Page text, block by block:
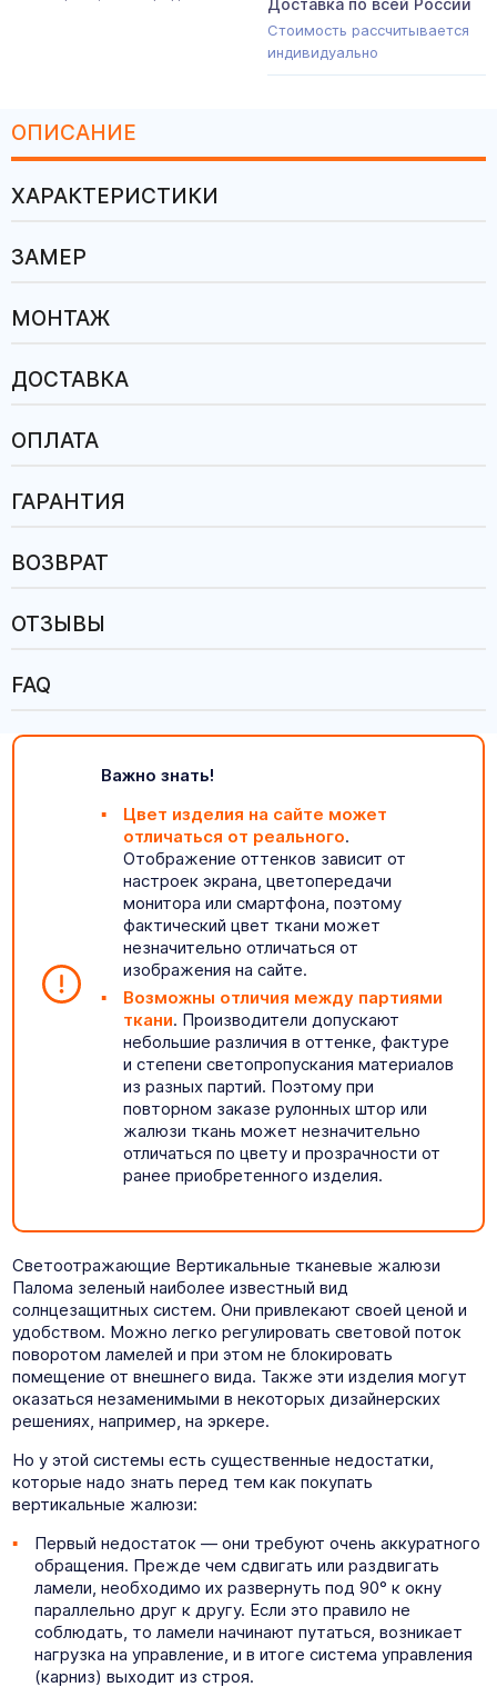
Доставка по всей России
Стоимость рассчитывается
индивидуально
ОПИСАНИЕ
ХАРАКТЕРИСТИКИ
ЗАМЕР
МОНТАЖ
ДОСТАВКА
ОПЛАТА
ГАРАНТИЯ
ВОЗВРАТ
ОТЗЫВЫ
FAQ
Важно знать!
Цвет изделия на сайте может
отличаться от реального.
Отображение оттенков зависит от
настроек экрана, цветопередачи
монитора или смартфона, поэтому
фактический цвет ткани может
незначительно отличаться от
изображения на сайте.
Возможны отличия между партиями
ткани. Производители допускают
небольшие различия в оттенке, фактуре
и степени светопропускания материалов
из разных партий. Поэтому при
повторном заказе рулонных штор или
жалюзи ткань может незначительно
отличаться по цвету и прозрачности от
ранее приобретенного изделия.
Светоотражающие Вертикальные тканевые жалюзи
Палома зеленый наиболее известный вид
солнцезащитных систем. Они привлекают своей ценой и
удобством. Можно легко регулировать световой поток
поворотом ламелей и при этом не блокировать
помещение от внешнего вида. Также эти изделия могут
оказаться незаменимыми в некоторых дизайнерских
решениях, например, на эркере.
Но у этой системы есть существенные недостатки,
которые надо знать перед тем как покупать
вертикальные жалюзи:
Первый недостаток — они требуют очень аккуратного
обращения. Прежде чем сдвигать или раздвигать
ламели, необходимо их развернуть под 90° к окну
параллельно друг к другу. Если это правило не
соблюдать, то ламели начинают путаться, возникает
нагрузка на управление, и в итоге система управления
(карниз) выходит из строя.